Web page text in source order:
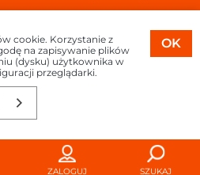
ZALOGUJ SZUKAJ
© 2026
sklepu:
OK
cookie. Korzystanie z
na zapisywanie plików
(dysku) użytkownika w
przeglądarki.